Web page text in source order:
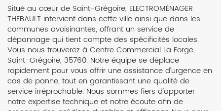
Situé au cœur de Saint-Grégoire, ELECTROMÉNAGER
THEBAULT intervient dans cette ville ainsi que dans les
communes avoisinantes, offrant un service de
dépannage qui tient compte des spécificités locales.
Vous nous trouverez à Centre Commercial La Forge,
Saint-Grégoire, 35760. Notre équipe se déplace
rapidement pour vous offrir une assistance d'urgence en
cas de panne, tout en garantissant une qualité de
service irréprochable. Nous sommes fiers d'apporter
notre expertise technique et notre écoute afin de